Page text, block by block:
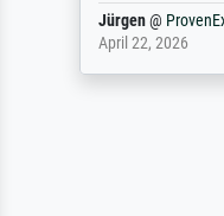
Jürgen@
April 22, 2026